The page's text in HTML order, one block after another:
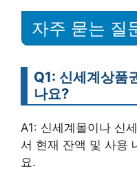
자주 묻는 질
Q1: 신세계상품
나요?
A1: 신세계몰이나 신
서 현재 잔액 및 사용
요.